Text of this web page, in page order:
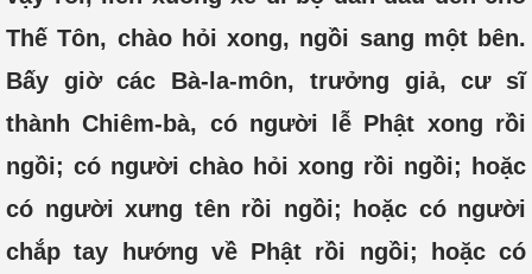
Thế Tôn, chào hỏi xong, ngồi sang một bên.
Bấy giờ các Bà-la-môn, trưởng giả, cư sĩ
thành Chiêm-bà, có người lễ Phật xong rồi
ngồi; có người chào hỏi xong rồi ngồi; hoặc
có người xưng tên rồi ngồi; hoặc có người
chắp tay hướng về Phật rồi ngồi; hoặc có